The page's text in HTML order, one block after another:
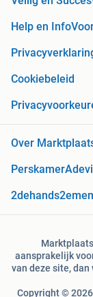
Help en Info
Cookiebeleid
Over
Perskamer
2dehands
aansprakelijk
van deze site,
Copyright ©